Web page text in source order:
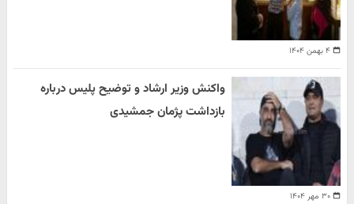
۴ بهمن ۱۴۰۴
۳۰ مهر ۱۴۰۴
واکنش وزیر ارشاد و توضیح پلیس درباره
بازداشت پژمان جمشیدی